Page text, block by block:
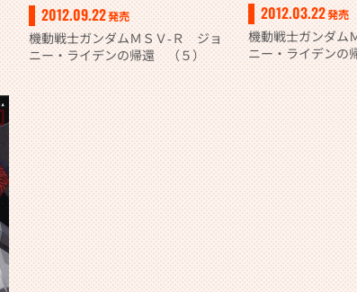
2012.09.22発売
機動戦士ガンダムＭＳＶ‐Ｒ ジョ
ニー・ライデンの帰還 （５）
2012.03.22発売
機動戦士ガンダム
ニー・ライデンの